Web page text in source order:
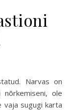
ole
vaja sugugi karta